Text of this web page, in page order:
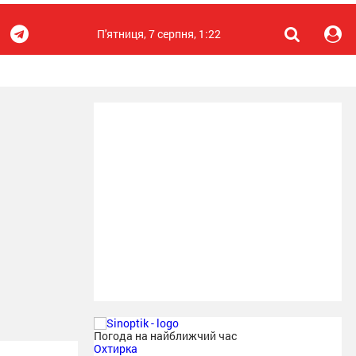
П'ятниця, 7 серпня, 1:22
Погода на найближчий час
Охтирка